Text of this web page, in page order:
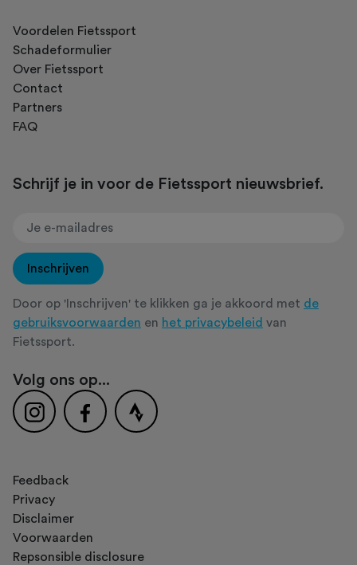
Voordelen Fietssport
Schadeformulier
Over Fietssport
Contact
Partners
FAQ
Schrijf je in voor de Fietssport nieuwsbrief.
Inschrijven
Door op 'Inschrijven' te klikken ga je akkoord met de
gebruiksvoorwaarden en het privacybeleid van
Fietssport.
Volg ons op...
Feedback
Privacy
Disclaimer
Voorwaarden
Repsonsible disclosure